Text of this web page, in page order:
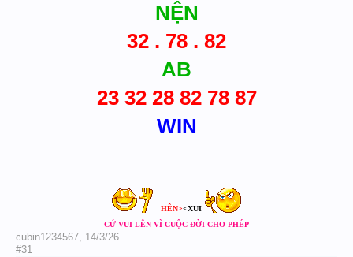
NỆN
32 . 78 . 82
AB
23 32 28 82 78 87
WIN
HÊN><XUI
CỨ VUI LÊN VÌ CUỘC ĐỜI CHO PHÉP
cubin1234567, 14/3/26
#31